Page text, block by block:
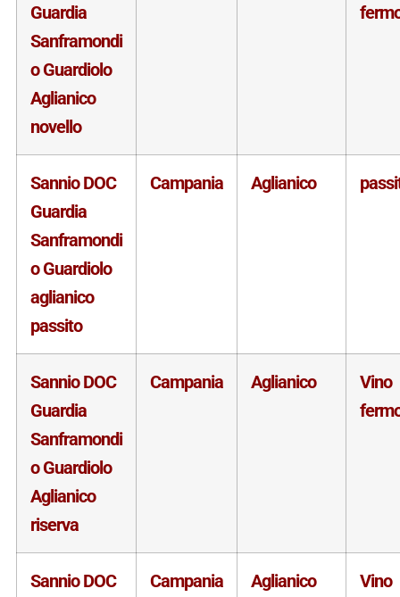
Guardia
Sanframondi
o Guardiolo
Aglianico
novello
Sannio DOC
Guardia
Sanframondi
o Guardiolo
aglianico
passito
Campania Aglianico
Sannio DOC
Guardia
Sanframondi
o Guardiolo
Aglianico
riserva
Campania Aglianico
Vino
Sannio DOC
Campania Aglianico
Vino